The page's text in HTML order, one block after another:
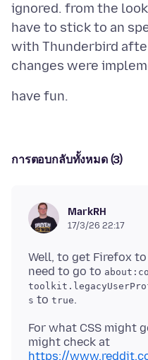
ignored. from the
have to stick to an
with Thunderbird
การตอบกลับทั้งหมด (3)
MarkRH
17/3/26 22:17
Well, to get Firefox
need to go to
s to true
For what CSS might
might check at
https://